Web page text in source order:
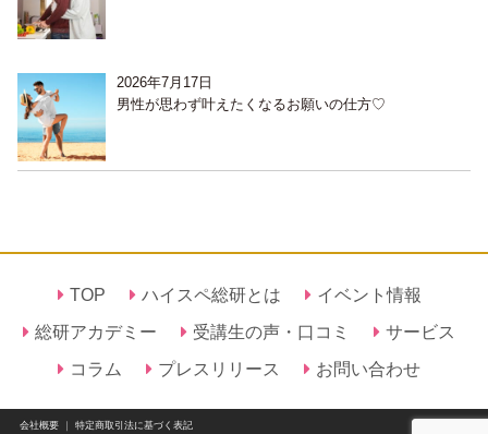
2026年7月17日
男性が思わず叶えたくなるお願いの仕方♡
TOP ハイスペ総研とは
イベント情報
総研アカデミー
受講生の声・口コミ
サービス
コラム
プレスリリース お問い合わせ
会社概要｜ 特定商取引法に基づく表記